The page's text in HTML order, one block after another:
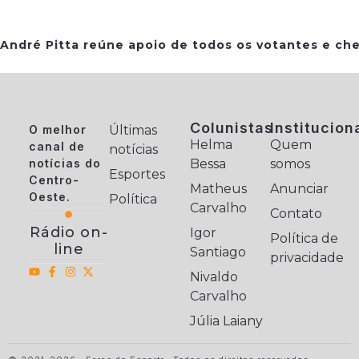
André Pitta reúne apoio de todos os votantes e
O melhor
canal de
notícias do
Centro-
Oeste.
Rádio on-
line
Últimas
notícias
Esportes
Política
Colunistas
Helma
Bessa
Matheus
Carvalho
Igor
Santiago
Nivaldo
Carvalho
Júlia Laiany
Quem
somos
Anunciar
Contato
Política de
privacidade